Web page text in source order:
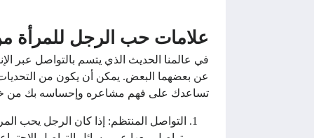
علامات حب الرجل للمرأة
في عالمنا الحديث الذي يتسم بالتواصل عبر
عن بعضهما البعض. يمكن أن يكون من
تساعدك على فهم مشاعره وإحساسه بك من
التواصل المنتظم: إذا كان الرجل يحب